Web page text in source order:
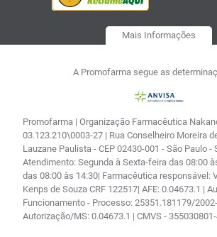
Mais Informações
A Promofarma segue as
Promofarma | Organização Farmacêutica
03.123.210\0003-27 | Rua Conselheiro Moreira
Lauzane Paulista - CEP 02430-001 - São Paulo -
Atendimento: Segunda à Sexta-feira das 08:00
das 08:00 às 14:30| Farmacêutica responsável:
Kenps de Souza CRF 122517| AFE: 0.04673.1 |
Funcionamento - Processo: 25351.181179/
Autorização/MS: 0.04673.1 | CMVS -